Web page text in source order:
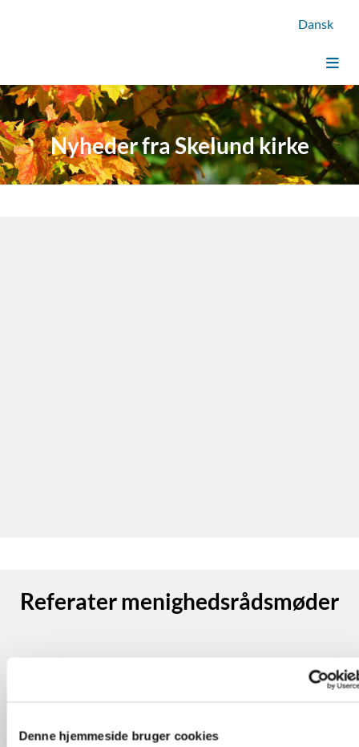
Denne hjemmeside bruger cookies
Dansk
Nyheder fra Skelund kirke
Referater menighedsrådsmøder